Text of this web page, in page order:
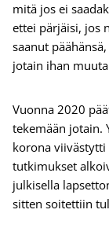
mitä jos ei
ettei pärjäisi, jos
saanut
jotain ihan
Vuonna 2020
tekemään
korona viivästytti
tutkimukset
julkisella
sitten soitettiin